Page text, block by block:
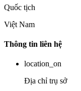
Quốc tịch
Việt Nam
Thông tin liên hệ
location_on
Địa chỉ trụ sở